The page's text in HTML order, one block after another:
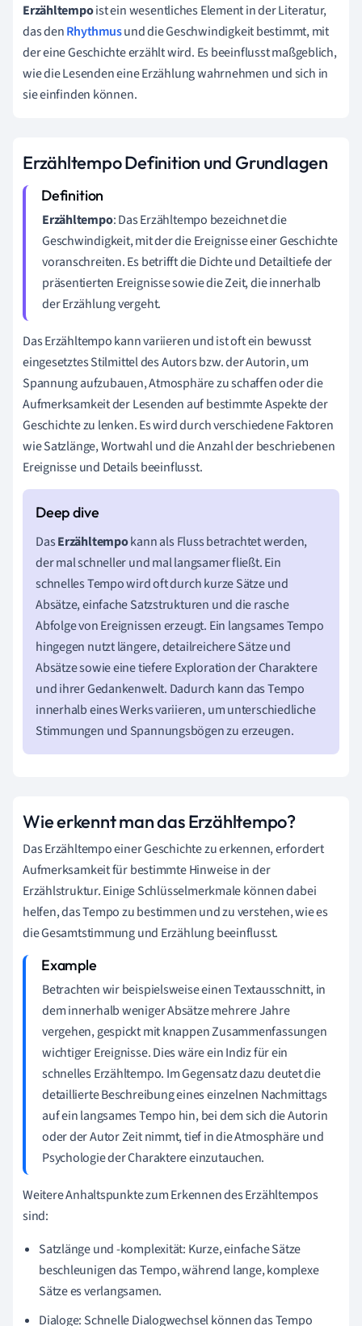
Erzähltempoist ein wesentliches Element in der Literatur,
das denRhythmusund die Geschwindigkeit bestimmt, mit
der eine Geschichte erzählt wird. Es beeinflusst maßgeblich,
wie die Lesenden eine Erzählung wahrnehmen und sich in
sie einfinden können.
Erzähltempo Definition und Grundlagen
Erzähltempo: Das Erzähltempo bezeichnet die
Geschwindigkeit, mit der die Ereignisse einer Geschichte
voranschreiten. Es betrifft die Dichte und Detailtiefe der
präsentierten Ereignisse sowie die Zeit, die innerhalb
der Erzählung vergeht.
Das Erzähltempo kann variieren und ist oft ein bewusst
eingesetztes Stilmittel des Autors bzw. der Autorin, um
Spannung aufzubauen, Atmosphäre zu schaffen oder die
Aufmerksamkeit der Lesenden auf bestimmte Aspekte der
Geschichte zu lenken. Es wird durch verschiedene Faktoren
wie Satzlänge, Wortwahl und die Anzahl der beschriebenen
Ereignisse und Details beeinflusst.
DasErzähltempokann als Fluss betrachtet werden,
der mal schneller und mal langsamer fließt. Ein
schnelles Tempo wird oft durch kurze Sätze und
Absätze, einfache Satzstrukturen und die rasche
Abfolge von Ereignissen erzeugt. Ein langsames Tempo
hingegen nutzt längere, detailreichere Sätze und
Absätze sowie eine tiefere Exploration der Charaktere
und ihrer Gedankenwelt. Dadurch kann das Tempo
innerhalb eines Werks variieren, um unterschiedliche
Stimmungen und Spannungsbögen zu erzeugen.
Wie erkennt man das Erzähltempo?
Das Erzähltempo einer Geschichte zu erkennen, erfordert
Aufmerksamkeit für bestimmte Hinweise in der
Erzählstruktur. Einige Schlüsselmerkmale können dabei
helfen, das Tempo zu bestimmen und zu verstehen, wie es
die Gesamtstimmung und Erzählung beeinflusst.
Betrachten wir beispielsweise einen Textausschnitt, in
dem innerhalb weniger Absätze mehrere Jahre
vergehen, gespickt mit knappen Zusammenfassungen
wichtiger Ereignisse. Dies wäre ein Indiz für ein
schnelles Erzähltempo. Im Gegensatz dazu deutet die
detaillierte Beschreibung eines einzelnen Nachmittags
auf ein langsames Tempo hin, bei dem sich die Autorin
oder der Autor Zeit nimmt, tief in die Atmosphäre und
Psychologie der Charaktere einzutauchen.
Weitere Anhaltspunkte zum Erkennen des Erzähltempos
sind:
Satzlänge und -komplexität: Kurze, einfache Sätze
beschleunigen das Tempo, während lange, komplexe
Sätze es verlangsamen.
Dialoge: Schnelle Dialogwechsel können das Tempo